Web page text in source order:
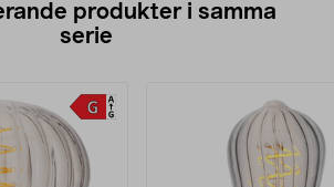
produkter i samma
serie